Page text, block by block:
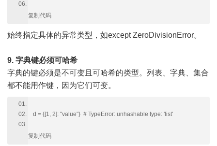
复制代码
始终指定具体的异常类型，如except ZeroDivisionError。
9. 字典键必须可哈希
字典的键必须是不可变且可哈希的类型。列表、字典、集合
都不能用作键，因为它们可变。
d = {[1, 2]: "value"} # TypeError: unhashable type: 'list'
复制代码